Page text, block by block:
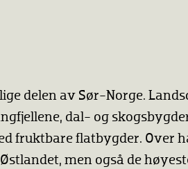
delen av Sør-Norge.
dal- og
fruktbare flatbygder. Over
men også de